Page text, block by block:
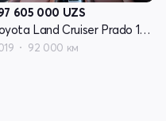
605 000 UZS
Toyota Land Cruiser Prado 150 Series рестайлинг 2
92 000 км